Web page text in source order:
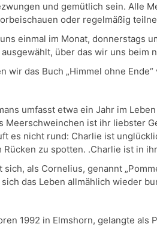
und gemütlich sein. Alle
oder regelmäßig
einmal im Monat, donnerstags
über das wir uns beim
wir das Buch „Himmel ohne
umfasst etwa ein Jahr im
Meerschweinchen ist ihr liebster
es nicht rund: Charlie ist
zu spotten. .Charlie ist in
sich, als Cornelius, genannt
das Leben allmählich wieder
1992 in Elmshorn, gelangte